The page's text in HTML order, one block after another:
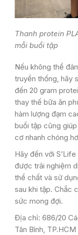
Thanh protein
mỗi buổi tập
Nếu không thể
truyền thống, hãy
đến 20 gram
thay thế bữa ăn
hàm lượng đạm
buổi tập cũng
cơ nhanh chóng
Hãy đến với
được trải nghiệm
thể chất và sử
sau khi tập. Chắc
sức mong đợi.
Địa chỉ: 686/20
Tân Bình,